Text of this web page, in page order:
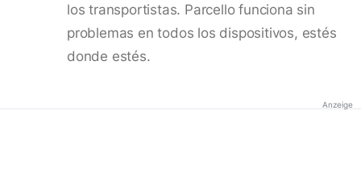
los transportistas. Parcello funciona sin
problemas en todos los dispositivos, estés
donde estés.
Anzeige